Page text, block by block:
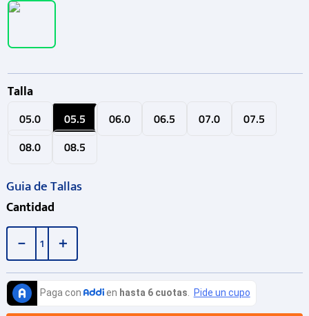
Talla
05.0 05.5 06.0 06.5 07.0
07.5
08.0
08.5
Guia de Tallas
Cantidad
＋
－